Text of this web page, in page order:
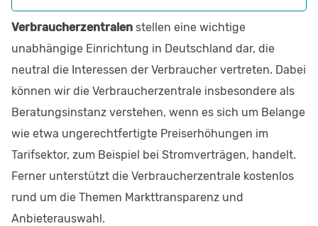
Verbraucherzentralen stellen eine wichtige
unabhängige Einrichtung in Deutschland dar, die
neutral die Interessen der Verbraucher vertreten. Dabei
können wir die Verbraucherzentrale insbesondere als
Beratungsinstanz verstehen, wenn es sich um Belange
wie etwa ungerechtfertigte Preiserhöhungen im
Tarifsektor, zum Beispiel bei Stromverträgen, handelt.
Ferner unterstützt die Verbraucherzentrale kostenlos
rund um die Themen Markttransparenz und
Anbieterauswahl.